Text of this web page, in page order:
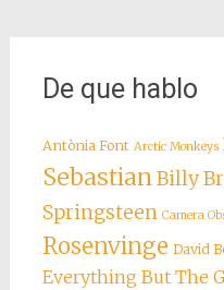
De que hablo
Antònia Font Arctic Monkeys
SebastianBilly
Springsteen Camera
Rosenvinge David
Everything But The